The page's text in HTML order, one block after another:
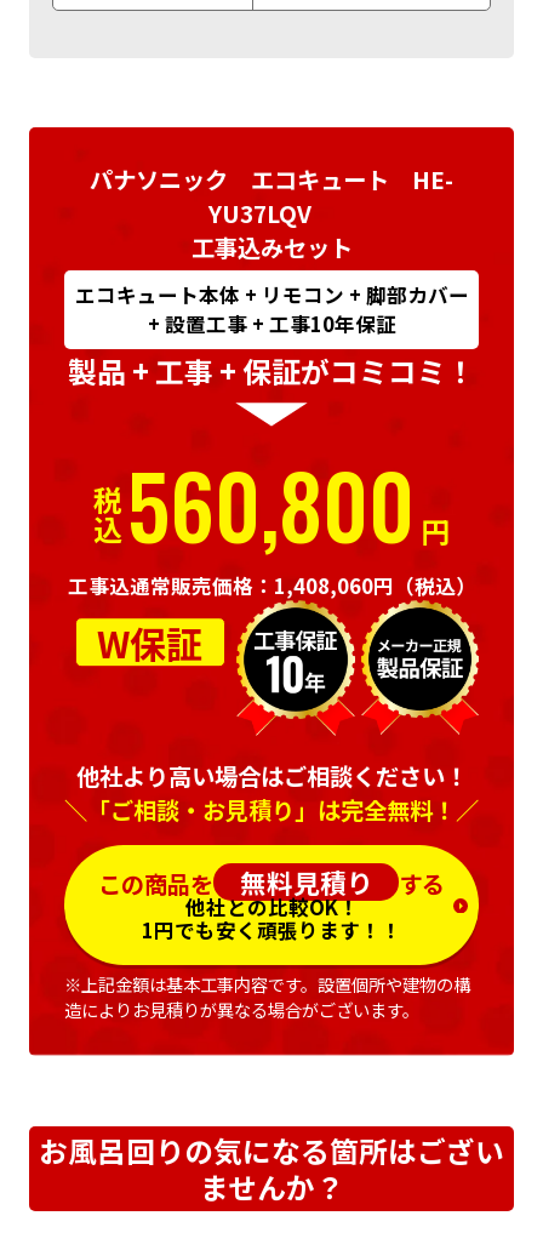
パナソニック エコキュート HE-
YU37LQV
工事込みセット
エコキュート本体 + リモコン + 脚部カバー
+ 設置工事 + 工事10年保証
製品 + 工事 + 保証がコミコミ！
W保証
税込560,800 円
工事込通常販売価格：1,408,060円 （税込）
他社より高い場合はご相談ください！
＼「ご相談・お見積り」は完全無料！／
この商品を 無料見積り する
他社との比較OK！
1円でも安く頑張ります！！
※上記金額は基本工事内容です。設置個所や建物の構
造によりお見積りが異なる場合がございます。
お風呂回りの気になる箇所はござい
ませんか？